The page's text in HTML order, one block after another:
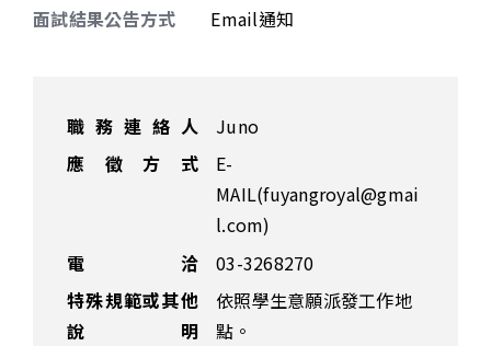
面試結果公告方式
Email通知
職務連絡人
Juno
應徵方式
E-
MAIL(fuyangroyal@gmai
l.com)
電 洽
03-3268270
特殊規範或其他
說明
依照學生意願派發工作地
點。